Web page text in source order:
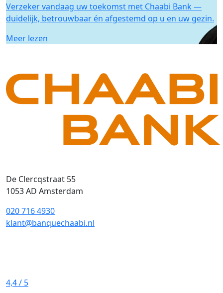
Verzeker vandaag uw toekomst met Chaabi Bank —
duidelijk, betrouwbaar én afgestemd op u en uw gezin.
Meer lezen
De Clercqstraat 55
1053 AD Amsterdam
020 716 4930
klant@banquechaabi.nl
4,4/ 5